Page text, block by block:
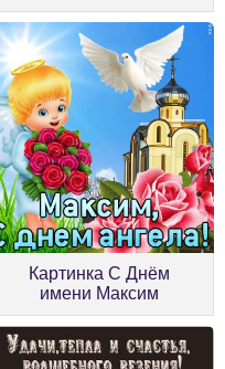
Картинка С Днём
имени Максим